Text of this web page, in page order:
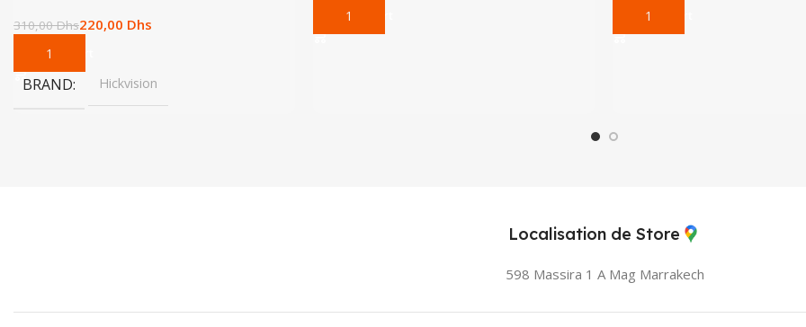
310,00Dhs220,00 Dhs
Add To Cart
BRAND Hickvision
Add To Cart Add To Cart
Localisation de Store
598 Massira 1 A Mag Marrakech